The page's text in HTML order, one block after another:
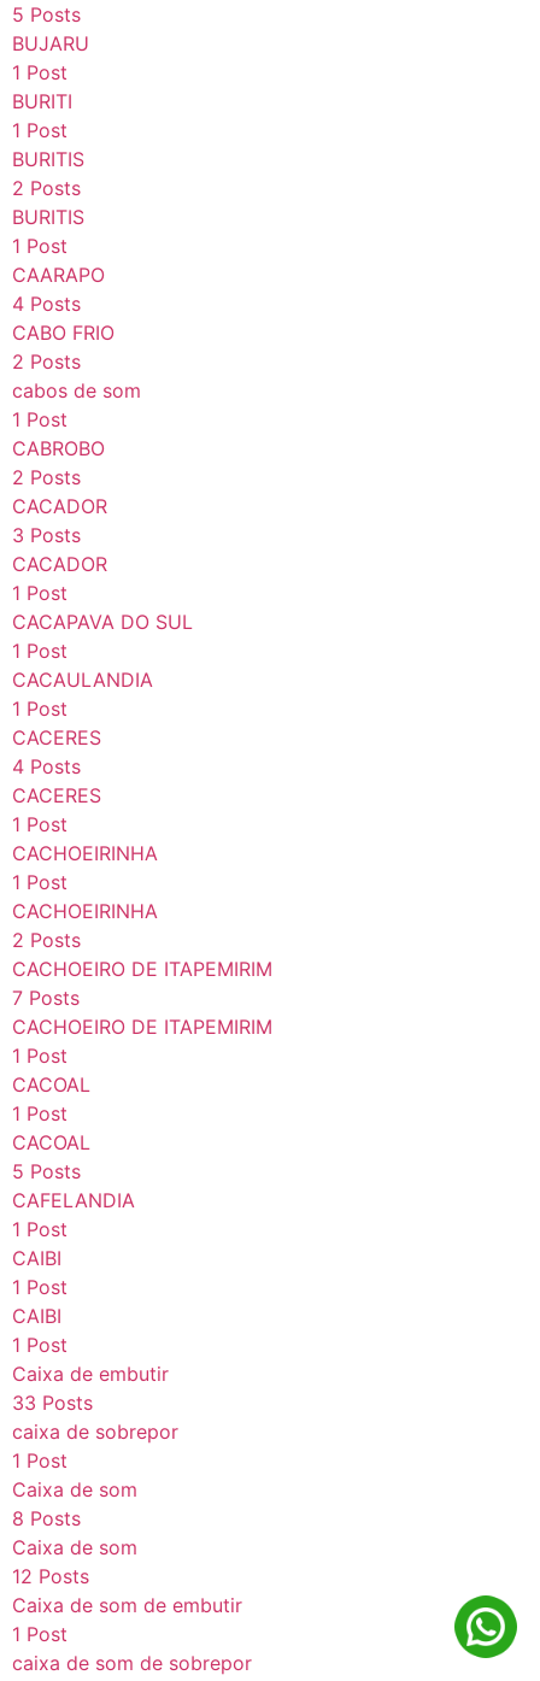
5 Posts
BUJARU
1 Post
BURITI
1 Post
BURITIS
2 Posts
BURITIS
1 Post
CAARAPO
4 Posts
CABO FRIO
2 Posts
cabos de som
1 Post
CABROBO
2 Posts
CACADOR
3 Posts
CACADOR
1 Post
CACAPAVA DO SUL
1 Post
CACAULANDIA
1 Post
CACERES
4 Posts
CACERES
1 Post
CACHOEIRINHA
1 Post
CACHOEIRINHA
2 Posts
CACHOEIRO DE ITAPEMIRIM
7 Posts
CACHOEIRO DE ITAPEMIRIM
1 Post
CACOAL
1 Post
CACOAL
5 Posts
CAFELANDIA
1 Post
CAIBI
1 Post
CAIBI
1 Post
Caixa de embutir
33 Posts
caixa de sobrepor
1 Post
Caixa de som
8 Posts
Caixa de som
12 Posts
Caixa de som de embutir
1 Post
caixa de som de sobrepor